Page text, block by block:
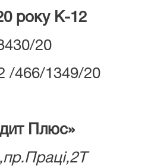
року К-12
3430/20
/466/1349/20
Плюс»